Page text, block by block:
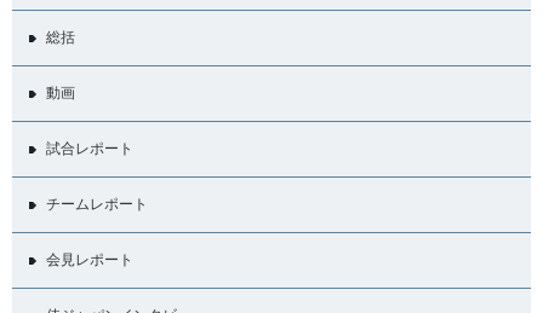
総括
動画
試合レポート
チームレポート
会見レポート